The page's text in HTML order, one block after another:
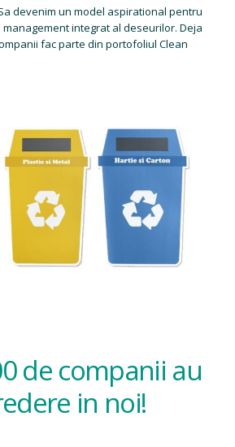
devenim un model aspirational pentru
integrat al deseurilor. Deja
fac parte din portofoliul Clean
de companii au
in noi!